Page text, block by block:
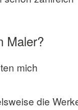
Maler?
mich
die